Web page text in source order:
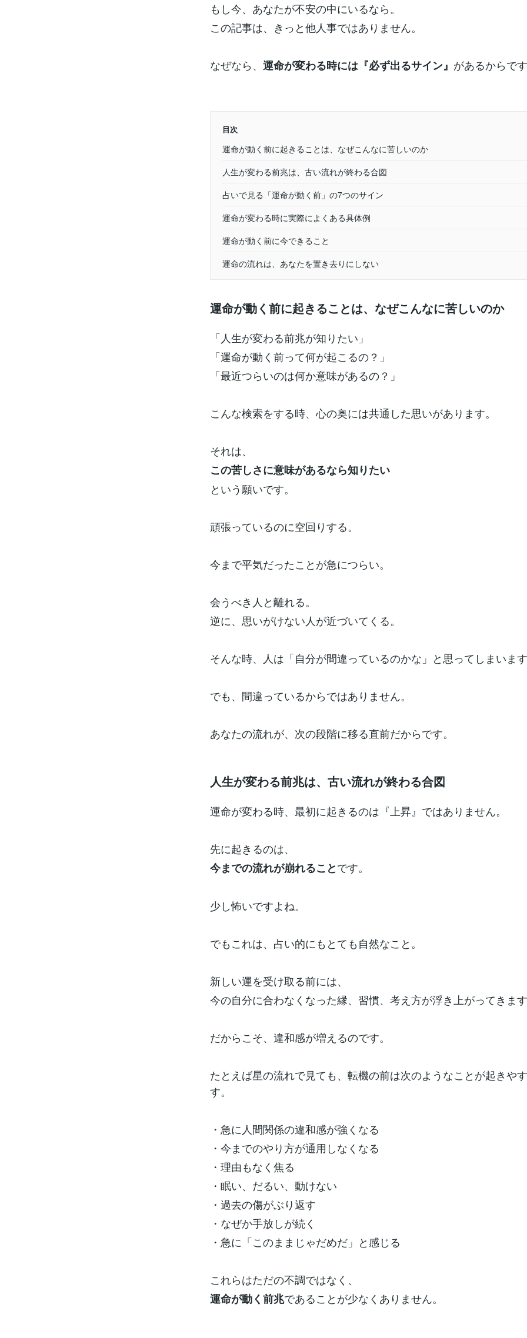
もし今、あなたが不安の中にいるなら。
この記事は、きっと他人事ではありません。
なぜなら、 運命が変わる時には『必ず出るサイン』 があるからで
目次
運命が動く前に起きることは、なぜこんなに苦しいのか
人生が変わる前兆は、古い流れが終わる合図
占いで見る「運命が動く前」の7つのサイン
運命が変わる時に実際によくある具体例
運命が動く前に今できること
運命の流れは、あなたを置き去りにしない
運命が動く前に起きることは、なぜこんなに苦しいのか
「人生が変わる前兆が知りたい」
「運命が動く前って何が起こるの？」
「最近つらいのは何か意味があるの？」
こんな検索をする時、心の奥には共通した思いがあります。
それは、
この苦しさに意味があるなら知りたい
という願いです。
頑張っているのに空回りする。
今まで平気だったことが急につらい。
会うべき人と離れる。
逆に、思いがけない人が近づいてくる。
そんな時、人は「自分が間違っているのかな」と思ってしまいま
でも、間違っているからではありません。
あなたの流れが、次の段階に移る直前だからです。
人生が変わる前兆は、古い流れが終わる合図
運命が変わる時、最初に起きるのは『上昇』ではありません。
先に起きるのは、
今までの流れが崩れることです。
少し怖いですよね。
でもこれは、占い的にもとても自然なこと。
新しい運を受け取る前には、
今の自分に合わなくなった縁、習慣、考え方が浮き上がってきま
だからこそ、違和感が増えるのです。
たとえば星の流れで見ても、転機の前は次のようなことが起きや
す。
・急に人間関係の違和感が強くなる
・今までのやり方が通用しなくなる
・理由もなく焦る
・眠い、だるい、動けない
・過去の傷がぶり返す
・なぜか手放しが続く
・急に「このままじゃだめだ」と感じる
これらはただの不調ではなく、
運命が動く前兆であることが少なくありません。